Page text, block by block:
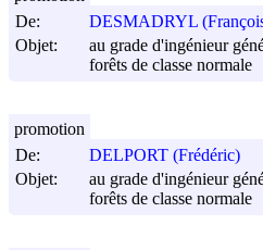
De:
DESMADRYL
Objet:
au grade d'ingénieur
forêts de classe normale
De:
DELPORT (Frédéric)
Objet:
au grade d'ingénieur
forêts de classe normale
promotion